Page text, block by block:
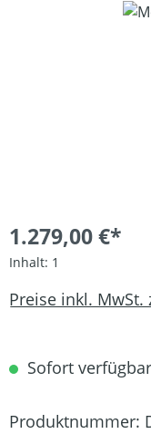
Bildergalerie
1.279,00 €*
Inhalt: 1
Preise inkl. MwSt.
Sofort
Produktnummer: